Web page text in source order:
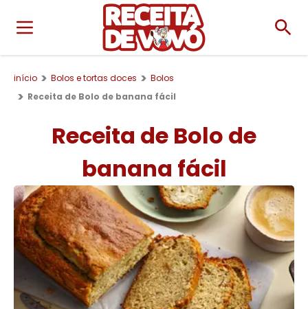
início Bolos e tortas doces
Bolos
Receita de Bolo de banana fácil
Receita de Bolo de
banana fácil